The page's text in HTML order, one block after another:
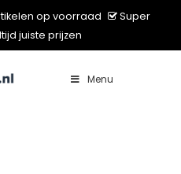
op voorraad
Super
juiste prijzen
Menu